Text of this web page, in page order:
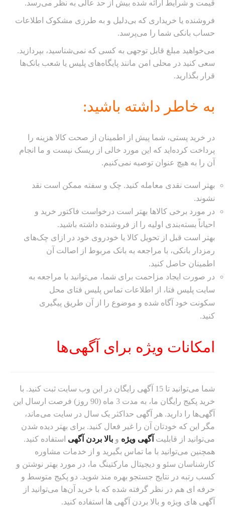
قیمت و شرایط ارائه شده بیش از حد عالی به نظر می‌رسد.
فروشنده یا خریداری که بی‌دلیل و به طرزی مشکوک اطلاعات
حساب بانکی شما را می‌پرسد.
می‌خواهید مبلغ قابل توجهی به کسی که نمی‌شناسید، بپردازید.
سعی کنید در محلی امن مانند پایگاه‌های پلیس یا شعب بانک‌ها
قرار بگذارید.
به خاطر داشته باشید:
در خرید پستی، شما پیش از اطمینان از صحت کالا هزینه را
پرداخت کرده‌اید که این مورد خالی از ریسک نیست و ما انجام
آن را به هیچ عنوان توصیه نمی‌کنیم.
بهتر است نقدی معامله کنید. چک و سفته ممکن است نقد
نشوند.
در مورد برخی کالاها بهتر است درخواست فاکتور خرید و
احیاناً بسته‌بندی اولیه را از فروشنده داشته باشید.
بهتر است قبل از تحویل کالا یا خودروی خود در ازای چک‌های
رمزدار بانکی، با مراجعه به بانک مربوط از اصالت آن
اطمینان حاصل کنید.
در صورت ایجاد مزاحمت برای شما، می‌توانید با مراجعه به
سایت پلیس فتا،‌ از اطلاعات تماس پلیس فتای محل
سکونت خود آگاه شده و موضوع را از آن طریق پیگیری
کنید.
امکانات ویژه برای آگهی‌ها
شما می‌توانید تا 15 آگهی رایگان در این وب سایت ثبت کنید. با
خرید پکیج رایگان ما، به مدت 3 ماه (90 روز) فرصت ارسال این
آگهی‌ها را دارید. هر آگهی حداکثر یک سال در سایت می‌ماند،
مگر این که خودتان آن را غیر فعال کنید. برای بهتر دیده شدن
می‌توانید از قابلیت آگهی ویژه و بالا بردن آگهی استفاده کنید.
همچنین می‌توانید با ما تماس بگیرید و از خدمات مشاوره
کارشناسان سئو و دیجیتال مارکتینگ ما، در مورد بهتر نوشتن و
کسب رتبه در نتایج جستجو بهره مند شوید. دو پکیج متوسط و
حرفه ای هم در نظر گرفته شده که با خرید آن‌ها می‌توانید از
آگهی های ویژه و بالا بردن آگهی ها استفاده کنید.